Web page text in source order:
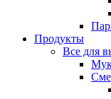
Продукты
Все для